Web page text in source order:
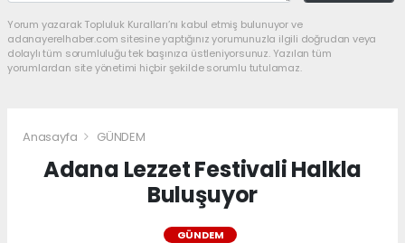
Yorum yazarak Topluluk Kuralları’nı kabul etmiş bulunuyor ve
adanayerelhaber.com sitesine yaptığınız yorumunuzla ilgili doğrudan veya
dolaylı tüm sorumluluğu tek başınıza üstleniyorsunuz. Yazılan tüm
yorumlardan site yönetimi hiçbir şekilde sorumlu tutulamaz.
Anasayfa GÜNDEM
Adana Lezzet Festivali Halkla
Buluşuyor
GÜNDEM